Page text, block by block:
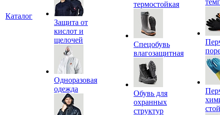
Каталог
Защита от
кислот и
щелочей
Одноразовая
одежда
термостойкая
Спецобувь
влагозащитная
Обувь для
охранных
структур